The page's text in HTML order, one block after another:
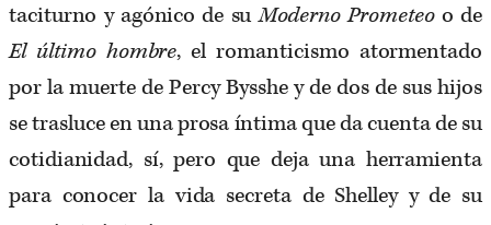
taciturno y agónico de suModerno Prometeoo de
El último hombre, el romanticismo atormentado
por la muerte de Percy Bysshe y de dos de sus hijos
se trasluce en una prosa íntima que da cuenta de su
cotidianidad, sí, pero que deja una herramienta
para conocer la vida secreta de Shelley y de su